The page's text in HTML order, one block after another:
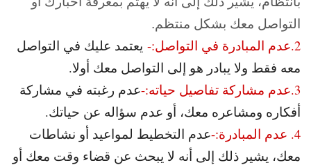
التواصل معك بشكل منتظم.
2. عدم المبادرة في التواصل:- يعتمد عليك في التواصل
معه فقط ولا يبادر هو إلى التواصل معك أولا.
3.عدم مشاركة تفاصيل حياته:-
عدم رغبته في مشاركة
أفكاره ومشاعره معك، أو عدم سؤاله عن حياتك.
4. عدم المبادرة:-
عدم التخطيط لمواعيد أو نشاطات
معك، يشير ذلك إلى أنه لا يبحث عن قضاء وقت معك أو